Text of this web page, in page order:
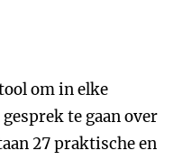
om in elke
te gaan over
27 praktische en